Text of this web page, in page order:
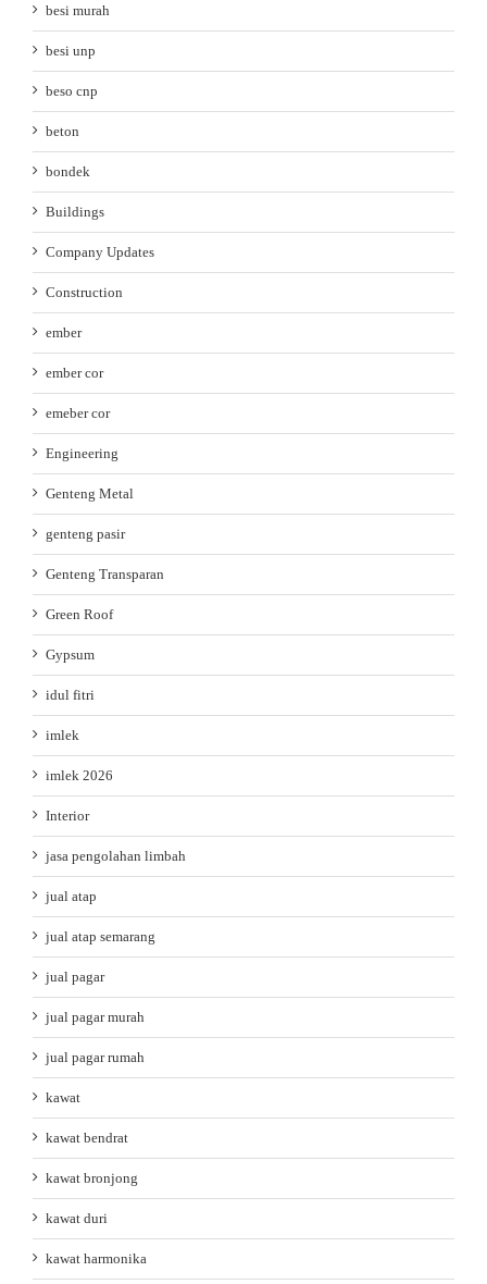
besi murah
besi unp
beso cnp
beton
bondek
Buildings
Company Updates
Construction
ember
ember cor
emeber cor
Engineering
Genteng Metal
genteng pasir
Genteng Transparan
Green Roof
Gypsum
idul fitri
imlek
imlek 2026
Interior
jasa pengolahan limbah
jual atap
jual atap semarang
jual pagar
jual pagar murah
jual pagar rumah
kawat
kawat bendrat
kawat bronjong
kawat duri
kawat harmonika